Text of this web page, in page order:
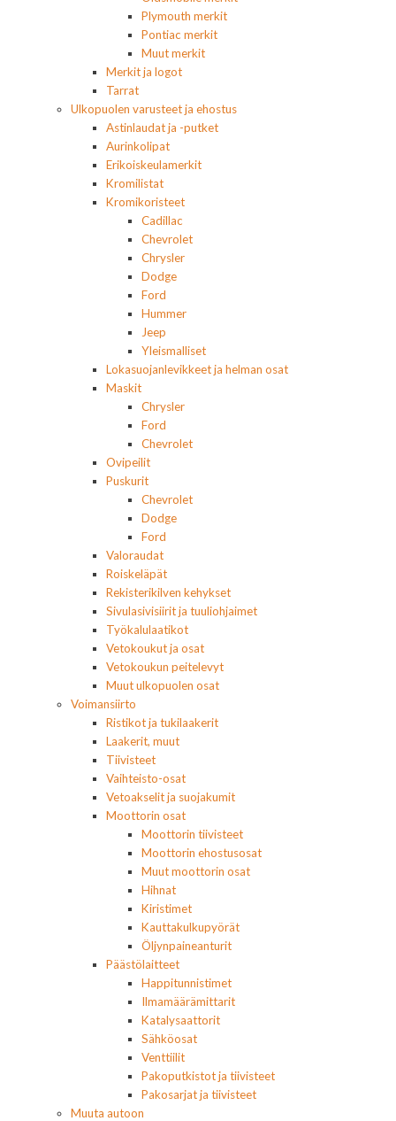
Plymouth merkit
Pontiac merkit
Muut merkit
Merkit ja logot
Tarrat
Ulkopuolen varusteet ja ehostus
Astinlaudat ja -putket
Aurinkolipat
Erikoiskeulamerkit
Kromilistat
Kromikoristeet
Cadillac
Chevrolet
Chrysler
Dodge
Ford
Hummer
Jeep
Yleismalliset
Lokasuojanlevikkeet ja helman osat
Maskit
Chrysler
Ford
Chevrolet
Ovipeilit
Puskurit
Chevrolet
Dodge
Ford
Valoraudat
Roiskeläpät
Rekisterikilven kehykset
Sivulasivisiirit ja tuuliohjaimet
Työkalulaatikot
Vetokoukut ja osat
Vetokoukun peitelevyt
Muut ulkopuolen osat
Voimansiirto
Ristikot ja tukilaakerit
Laakerit, muut
Tiivisteet
Vaihteisto-osat
Vetoakselit ja suojakumit
Moottorin osat
Moottorin tiivisteet
Moottorin ehostusosat
Muut moottorin osat
Hihnat
Kiristimet
Kauttakulkupyörät
Öljynpaineanturit
Päästölaitteet
Happitunnistimet
Ilmamäärämittarit
Katalysaattorit
Sähköosat
Venttiilit
Pakoputkistot ja tiivisteet
Pakosarjat ja tiivisteet
Muuta autoon